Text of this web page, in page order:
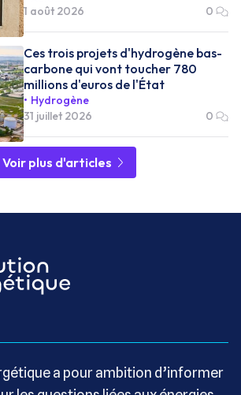
1 août 2026
0
Ces trois projets d'hydrogène bas-
carbone qui vont toucher 780
millions d'euros de l'État
Hydrogène
31 juillet 2026
0
Voir plus d'articles
a pour ambition d’informer